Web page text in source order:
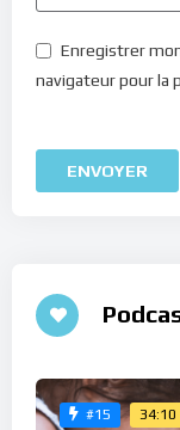
Enregistrer
navigateur pour la
#15 34:10